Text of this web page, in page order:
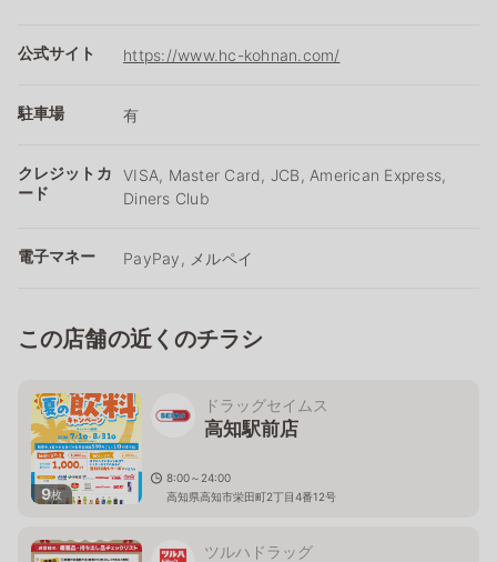
公式サイト https://www.hc-kohnan.com/
駐車場 有
クレジットカ
ード
VISA, Master Card, JCB, American Express,
Diners Club
電子マネー PayPay, メルペイ
この店舗の近くのチラシ
9枚
ドラッグセイムス
高知駅前店
8:00～24:00
高知県高知市栄田町2丁目4番12号
ツルハドラッグ